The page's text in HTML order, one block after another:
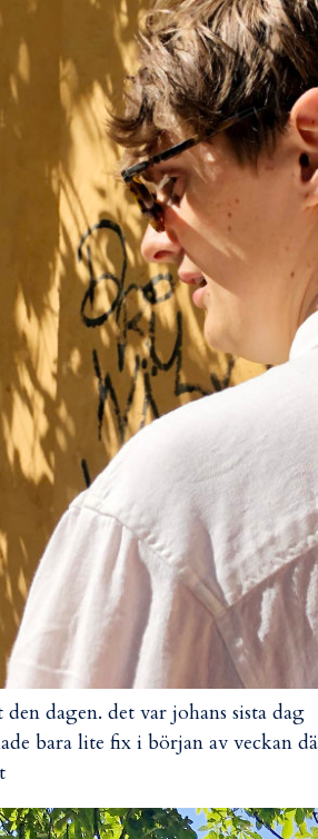
dagen. det var johans sista dag
bara lite fix i början av veckan